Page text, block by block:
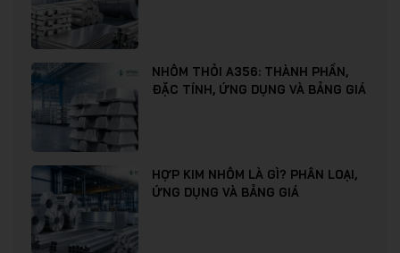
NHÔM THỎI A356: THÀNH PHẦN,
ĐẶC TÍNH, ỨNG DỤNG VÀ BẢNG GIÁ
HỢP KIM NHÔM LÀ GÌ? PHÂN LOẠI,
ỨNG DỤNG VÀ BẢNG GIÁ